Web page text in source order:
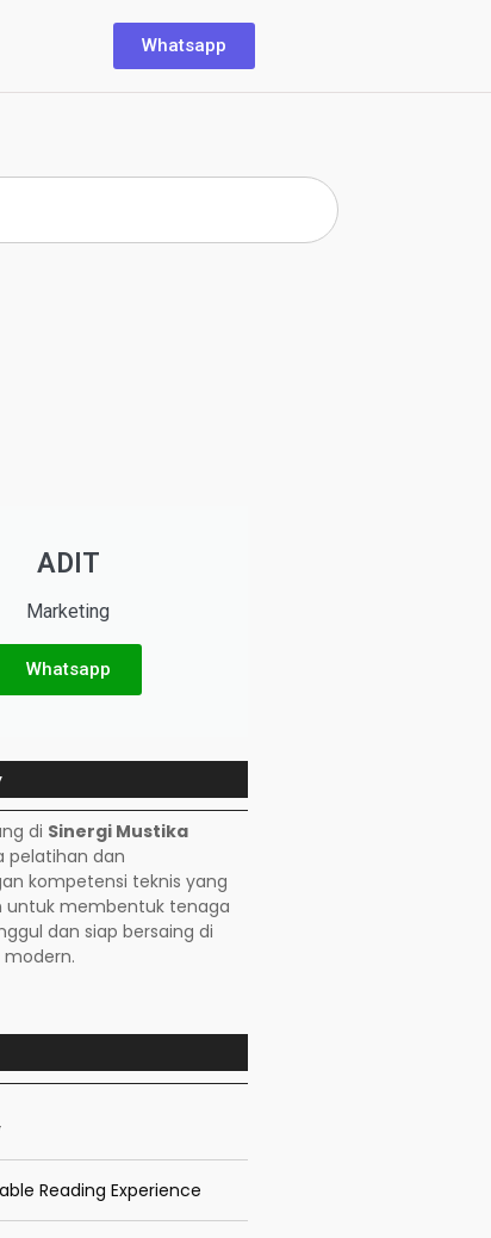
Whatsapp
ADIT
Marketing
Whatsapp
di Sinergi Mustika
pelatihan dan
kompetensi teknis yang
untuk membentuk tenaga
dan siap bersaing di
Reading Experience